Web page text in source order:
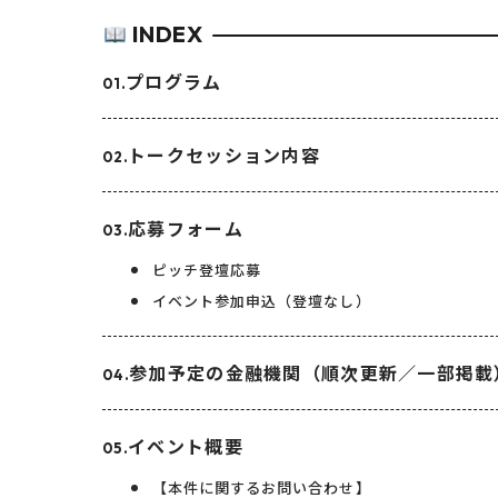
INDEX
プログラム
トークセッション内容
応募フォーム
ピッチ登壇応募
イベント参加申込（登壇なし）
参加予定の金融機関（順次更新／一部掲
イベント概要
【本件に関するお問い合わせ】